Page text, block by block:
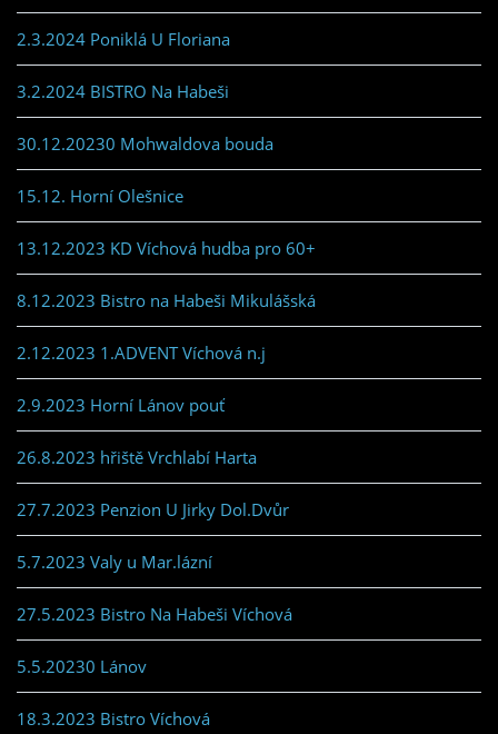
2.3.2024 Poniklá U Floriana
3.2.2024 BISTRO Na Habeši
30.12.20230 Mohwaldova bouda
15.12. Horní Olešnice
13.12.2023 KD Víchová hudba pro 60+
8.12.2023 Bistro na Habeši Mikulášská
2.12.2023 1.ADVENT Víchová n.j
2.9.2023 Horní Lánov pouť
26.8.2023 hřiště Vrchlabí Harta
27.7.2023 Penzion U Jirky Dol.Dvůr
5.7.2023 Valy u Mar.lázní
27.5.2023 Bistro Na Habeši Víchová
5.5.20230 Lánov
18.3.2023 Bistro Víchová